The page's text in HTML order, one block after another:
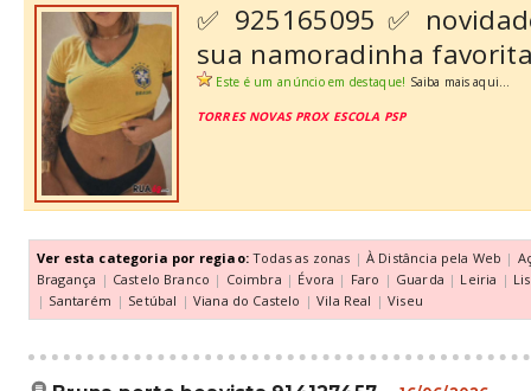
✅ 925165095 ✅
sua namoradinha
Este é um anúncio em destaque! Saiba mais aqui...
TORRES NOVAS PROX ESCOLA PSP
Ver esta categoria por regiao: Todas as zonas | À Distância pela Web |
Bragança | Castelo Branco | Coimbra | Évora | Faro | Guarda | Leiria |
| Santarém | Setúbal | Viana do Castelo | Vila Real | Viseu